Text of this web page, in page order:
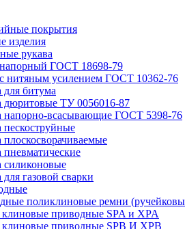
покрытия
изделия
рукава
ГОСТ 18698-79
нитяным усилением ГОСТ 10362-76
для битума
дюритовые ТУ 0056016-87
напорно-всасывающие ГОСТ 5398-76
пескоструйные
плоскосворачиваемые
пневматические
силиконовые
для газовой сварки
поликлиновые ремни
приводные SPA и XPA
приводные SPB И XPB